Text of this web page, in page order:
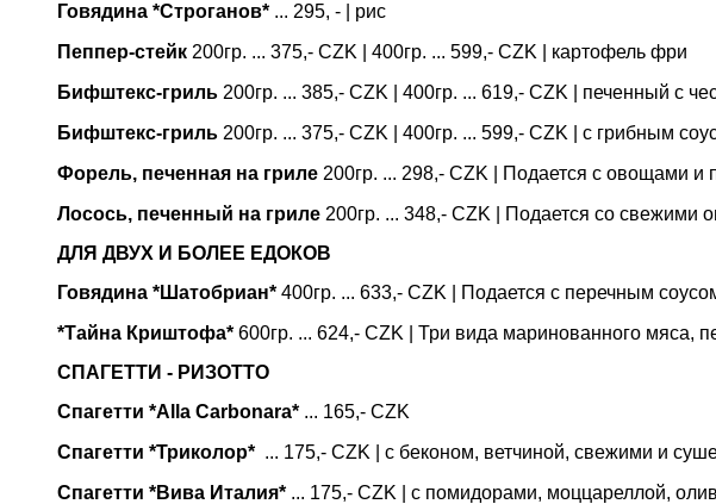
Говядина *Строганов* ... 295, - | рис
Пеппер-стейк 200гр. ... 375,- CZK | 400гр. ... 599,- CZK | картофель фри
Бифштекс-гриль 200гр. ... 385,- CZK | 400гр. ... 619,- CZK | печенный с
Бифштекс-гриль 200гр. ... 375,- CZK | 400гр. ... 599,- CZK | с грибным
Форель, печенная на гриле 200гр. ... 298,- CZK | Подается с овощами
Лосось, печенный на гриле 200гр. ... 348,- CZK | Подается со
ДЛЯ ДВУХ И БОЛЕЕ ЕДОКОВ
Говядина *Шатобриан* 400гр. ... 633,- CZK | Подается с перечным
*Тайна Криштофа* 600гр. ... 624,- CZK | Три вида маринованного мяса,
СПАГЕТТИ - РИЗОТТО
Спагетти *Alla Carbonara* ... 165,- CZK
Спагетти *Триколор* ... 175,- CZK | с беконом, ветчиной, свежими и
Спагетти *Вива Италия* ... 175,- CZK | с помидорами, моццареллой,